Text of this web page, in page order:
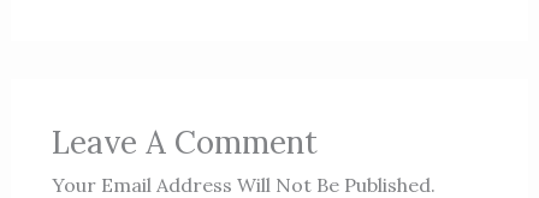
Leave A Comment
Your Email Address Will Not Be Published.